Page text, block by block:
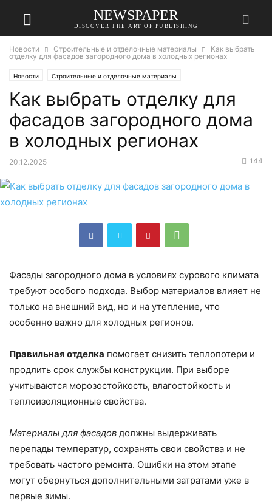
NEWSPAPER
DISCOVER THE ART OF PUBLISHING
Новости Строительные и отделочные материалы
Как выбрать
отделку для фасадов загородного дома в холодных регионах
Новости Строительные и отделочные материалы
Как выбрать отделку для
фасадов загородного дома
в холодных регионах
20.12.2025 144
Фасады загородного дома в условиях сурового климата
требуют особого подхода. Выбор материалов влияет не
только на внешний вид, но и на утепление, что
особенно важно для холодных регионов.
Правильная отделка помогает снизить теплопотери и
продлить срок службы конструкции. При выборе
учитываются морозостойкость, влагостойкость и
теплоизоляционные свойства.
Материалы для фасадов должны выдерживать
перепады температур, сохранять свои свойства и не
требовать частого ремонта. Ошибки на этом этапе
могут обернуться дополнительными затратами уже в
первые зимы.